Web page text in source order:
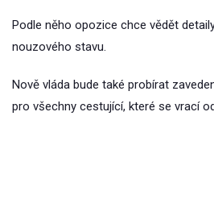
Podle něho opozice chce vědět
nouzového stavu.
Nově vláda bude také probírat
pro všechny cestující, které se vrací